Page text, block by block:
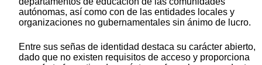
autónomas, así como con de las entidades locales y
organizaciones no gubernamentales sin ánimo de lucro.
Entre sus señas de identidad destaca su carácter abierto,
dado que no existen requisitos de acceso y proporciona